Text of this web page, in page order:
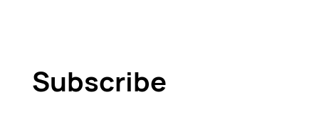
Subscribe